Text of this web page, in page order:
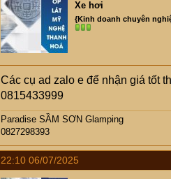
r
Xe hơi
{Kinh doanh chuyên
Các cụ ad zalo e để nhận giá tốt
0815433999
Paradise SẦM SƠN Glamping
0827298393
22:10 06/07/2025